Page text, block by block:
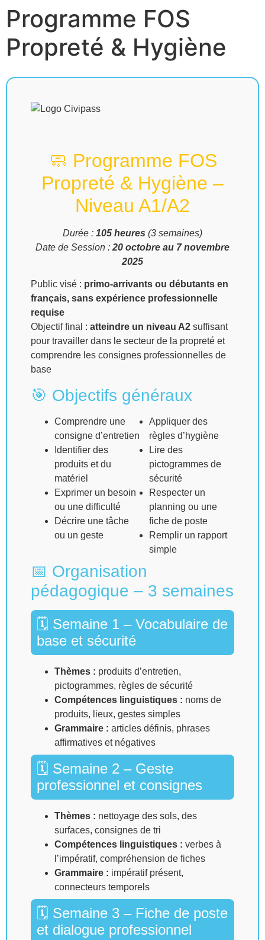
Programme FOS
Propreté & Hygiène
🧼 Programme FOS
Propreté & Hygiène –
Niveau A1/A2
Durée : 105 heures (3 semaines)
Date de Session : 20 octobre au 7 novembre
2025
Public visé : primo-arrivants ou débutants en
français, sans expérience professionnelle
requise
Objectif final : atteindre un niveau A2 suffisant
pour travailler dans le secteur de la propreté et
comprendre les consignes professionnelles de
base
🎯 Objectifs généraux
Comprendre une
consigne d’entretien
Identifier des
produits et du
matériel
Exprimer un besoin
ou une difficulté
Décrire une tâche
ou un geste
Appliquer des
règles d’hygiène
Lire des
pictogrammes de
sécurité
Respecter un
planning ou une
fiche de poste
Remplir un rapport
simple
📅 Organisation
pédagogique – 3 semaines
🗓 Semaine 1 – Vocabulaire de
base et sécurité
Thèmes : produits d’entretien,
pictogrammes, règles de sécurité
Compétences linguistiques : noms de
produits, lieux, gestes simples
Grammaire : articles définis, phrases
affirmatives et négatives
🗓 Semaine 2 – Geste
professionnel et consignes
Thèmes : nettoyage des sols, des
surfaces, consignes de tri
Compétences linguistiques : verbes à
l’impératif, compréhension de fiches
Grammaire : impératif présent,
connecteurs temporels
🗓 Semaine 3 – Fiche de poste
et dialogue professionnel